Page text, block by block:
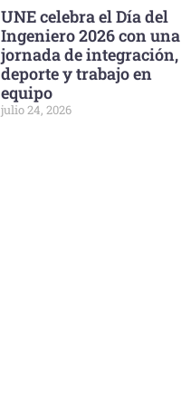
UNE celebra el Día del
Ingeniero 2026 con una
jornada de integración,
deporte y trabajo en
equipo
julio 24, 2026